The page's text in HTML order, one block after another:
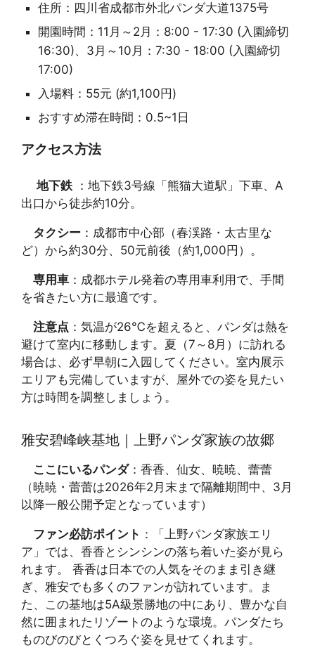
住所：四川省成都市外北パンダ大道1375号
開園時間：11月～2月：8:00 - 17:30 (入園締切
16:30)、3月～10月：7:30 - 18:00 (入園締切
17:00)
入場料：55元 (約1,100円)
おすすめ滞在時間：0.5~1日
アクセス方法
地下鉄 ：地下鉄3号線「熊猫大道駅」下車、A
出口から徒歩約10分。
タクシー ：成都市中心部（春渓路・太古里な
ど）から約30分、50元前後（約1,000円）。
専用車 ：成都ホテル発着の専用車利用で、手間
を省きたい方に最適です。
注意点 ：気温が26℃を超えると、パンダは熱を
避けて室内に移動します。夏（7～8月）に訪れる
場合は、必ず早朝に入园してください。室内展示
エリアも完備していますが、屋外での姿を見たい
方は時間を調整しましょう。
雅安碧峰峡基地｜上野パンダ家族の故郷
ここにいるパンダ：香香、仙女、暁暁、蕾蕾
（暁暁・蕾蕾は2026年2月末まで隔離期間中、3月
以降一般公開予定となっています）
ファン必訪ポイント ：「上野パンダ家族エリ
ア」では、香香とシンシンの落ち着いた姿が見ら
れます。 香香は日本での人気をそのまま引き継
ぎ、雅安でも多くのファンが訪れています。ま
た、この基地は5A級景勝地の中にあり、豊かな自
然に囲まれたリゾートのような環境。パンダたち
ものびのびとくつろぐ姿を見せてくれます。